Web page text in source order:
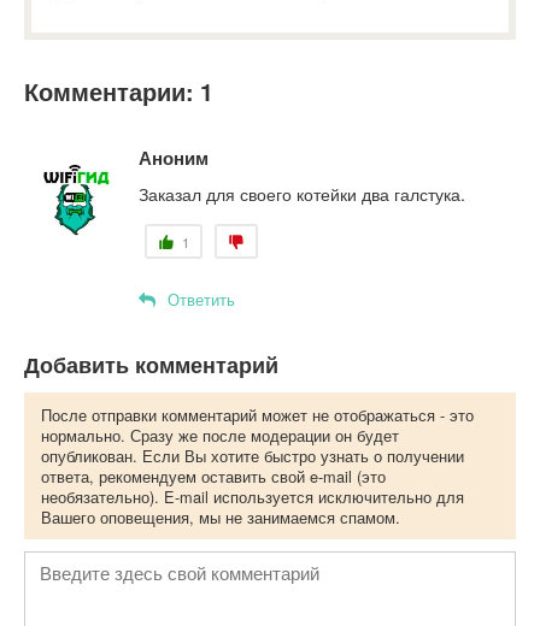
Комментарии: 1
Аноним
Заказал для своего котейки два галстука.
1
Ответить
Добавить комментарий
После отправки комментарий может не отображаться - это
нормально. Сразу же после модерации он будет
опубликован. Если Вы хотите быстро узнать о получении
ответа, рекомендуем оставить свой e-mail (это
необязательно). E-mail используется исключительно для
Вашего оповещения, мы не занимаемся спамом.